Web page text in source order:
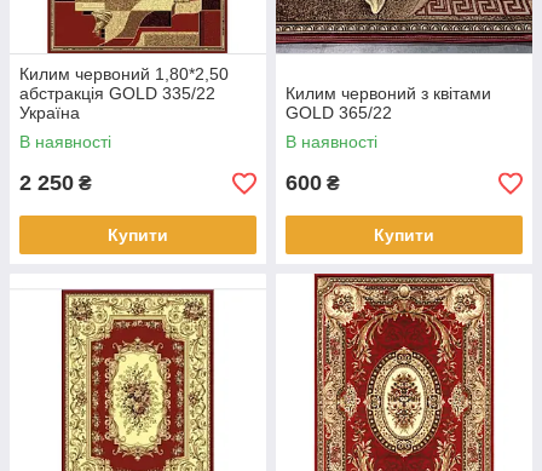
Килим червоний 1,80*2,50
абстракція GOLD 335/22
Україна
В наявності
2 250 ₴
Купити
Килим червоний з квітами
GOLD 365/22
В наявності
600 ₴
Купити